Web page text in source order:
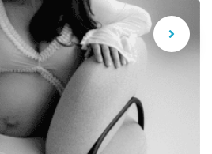
Vooroordelen in de geboortezorg